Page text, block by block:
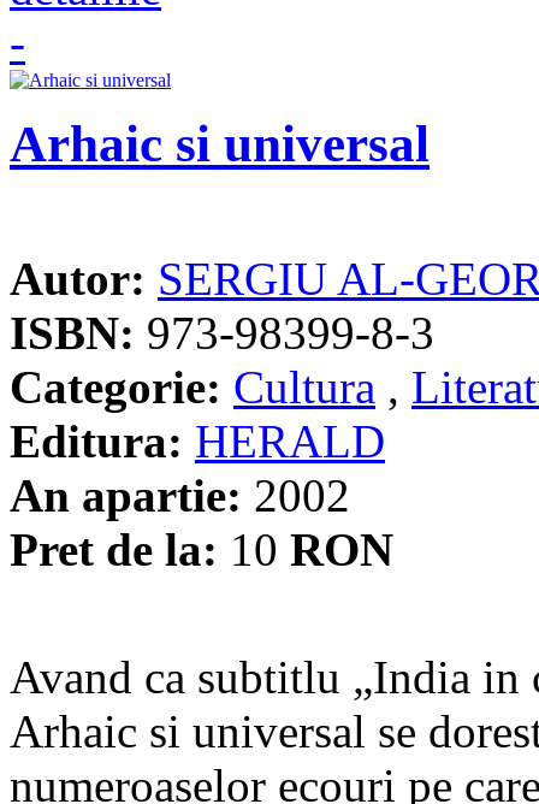
Arhaic si universal
Autor: SERGIU AL-
ISBN: 973-98399-8-3
Categorie: Cultura ,
Editura: HERALD
An apartie: 2002
Pret de la: 10 RON
Avand ca subtitlu „India in
Arhaic si universal se
numeroaselor ecouri pe